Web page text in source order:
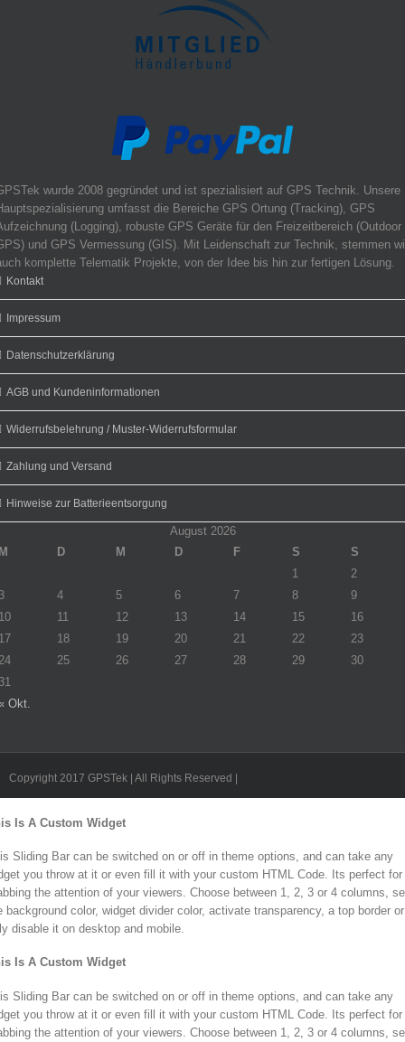
wurde 2008 gegründet und ist spezialisiert auf GPS Technik. Unsere
umfasst die Bereiche GPS Ortung (Tracking), GPS
(Logging), robuste GPS Geräte für den Freizeitbereich (Outdoor
und GPS Vermessung (GIS). Mit Leidenschaft zur Technik, stemmen
komplette Telematik Projekte, von der Idee bis hin zur fertigen Lösung.
Kontakt
Impressum
Datenschutzerklärung
AGB und Kundeninformationen
Widerrufsbelehrung / Muster-Widerrufsformular
Zahlung und Versand
Hinweise zur Batterieentsorgung
August 2026
D M D F S S
Okt.
1
2
4 5 6 7 8
9
11 12 13 14 15
16
18 19 20 21 22
23
25 26 27 28 29
30
Copyright 2017 GPSTek | All Rights Reserved |
Sliding
Area
Is A Custom Widget
Sliding Bar can be switched on or off in theme options, and can take any
you throw at it or even fill it with your custom HTML Code. Its perfect for
the attention of your viewers. Choose between 1, 2, 3 or 4 columns,
background color, widget divider color, activate transparency, a top border or
disable it on desktop and mobile.
Is A Custom Widget
Sliding Bar can be switched on or off in theme options, and can take any
you throw at it or even fill it with your custom HTML Code. Its perfect for
the attention of your viewers. Choose between 1, 2, 3 or 4 columns,